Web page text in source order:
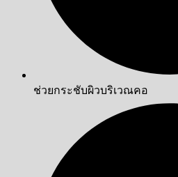
ช่วยกระชับผิวบริเวณคอ